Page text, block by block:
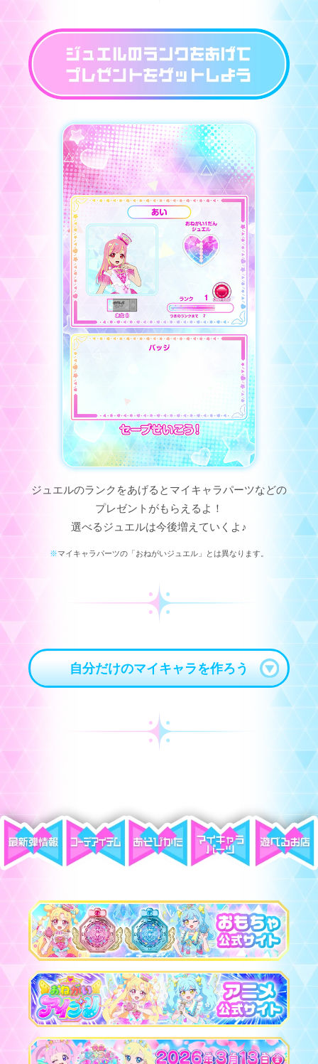
ジュエルのランクをあげるとマイキャラパーツなどの
プレゼントがもらえるよ！
選べるジュエルは今後増えていくよ♪
マイキャラパーツの「おねがいジュエル」とは異なります。
自分だけのマイキャラを作ろう